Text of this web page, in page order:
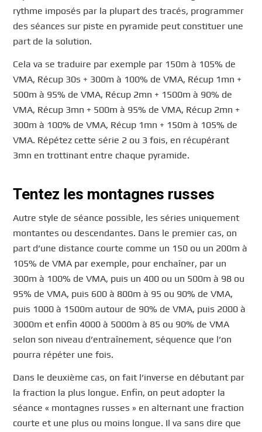
rythme imposés par la plupart des tracés, programmer
des séances sur piste en pyramide peut constituer une
part de la solution.
Cela va se traduire par exemple par 150m à 105% de
VMA, Récup 30s + 300m à 100% de VMA, Récup 1mn +
500m à 95% de VMA, Récup 2mn + 1500m à 90% de
VMA, Récup 3mn + 500m à 95% de VMA, Récup 2mn +
300m à 100% de VMA, Récup 1mn + 150m à 105% de
VMA. Répétez cette série 2 ou 3 fois, en récupérant
3mn en trottinant entre chaque pyramide.
Tentez les montagnes russes
Autre style de séance possible, les séries uniquement
montantes ou descendantes. Dans le premier cas, on
part d’une distance courte comme un 150 ou un 200m à
105% de VMA par exemple, pour enchaîner, par un
300m à 100% de VMA, puis un 400 ou un 500m à 98 ou
95% de VMA, puis 600 à 800m à 95 ou 90% de VMA,
puis 1000 à 1500m autour de 90% de VMA, puis 2000 à
3000m et enfin 4000 à 5000m à 85 ou 90% de VMA
selon son niveau d’entraînement, séquence que l’on
pourra répéter une fois.
Dans le deuxième cas, on fait l’inverse en débutant par
la fraction la plus longue. Enfin, on peut adopter la
séance « montagnes russes » en alternant une fraction
courte et une plus ou moins longue. Il va sans dire que